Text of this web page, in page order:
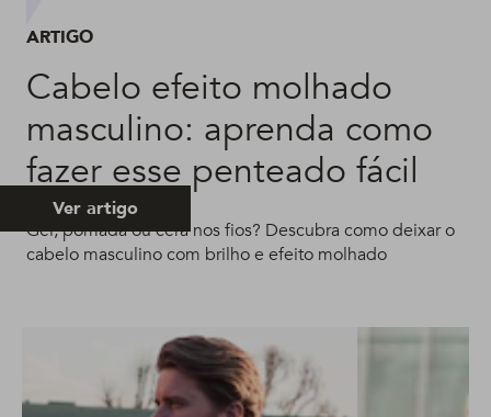
ARTIGO
Cabelo efeito molhado
masculino: aprenda como
fazer esse penteado fácil
Gel, pomada ou cera nos fios? Descubra como deixar o
cabelo masculino com brilho e efeito molhado
Ver artigo